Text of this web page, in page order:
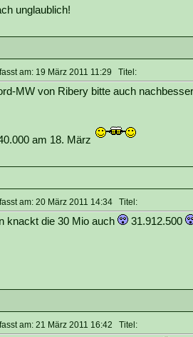
unglaublich!
am: 19 März 2011 11:29 Titel:
MW von Ribery bitte auch
am 18. März
am: 20 März 2011 14:34 Titel:
knackt die 30 Mio auch 31.912.500
am: 21 März 2011 16:42 Titel: